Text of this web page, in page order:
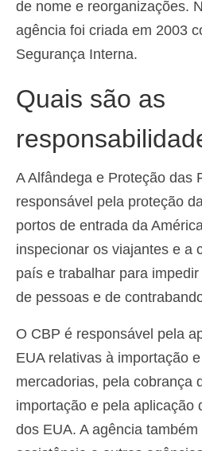
de nome e reorganizações.
agência foi criada em 2003
Segurança Interna.
Quais são as
A Alfândega e Proteção das
responsável pela proteção
portos de entrada da
inspecionar os viajantes e a
país e trabalhar para
de pessoas e de
O CBP é responsável pela
EUA relativas à importação
mercadorias, pela cobrança
importação e pela aplicação
dos EUA. A agência